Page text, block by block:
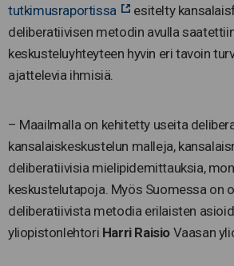
tutkimusraportissa
esitelty
deliberatiivisen metodin avulla
keskusteluyhteyteen hyvin eri tavoin
ajattelevia ihmisiä.
– Maailmalla on kehitetty useita
kansalaiskeskustelun malleja,
deliberatiivisia mielipidemittauksia,
keskustelutapoja. Myös Suomessa on
deliberatiivista metodia erilaisten
yliopistonlehtori Harri Raisio Vaasan